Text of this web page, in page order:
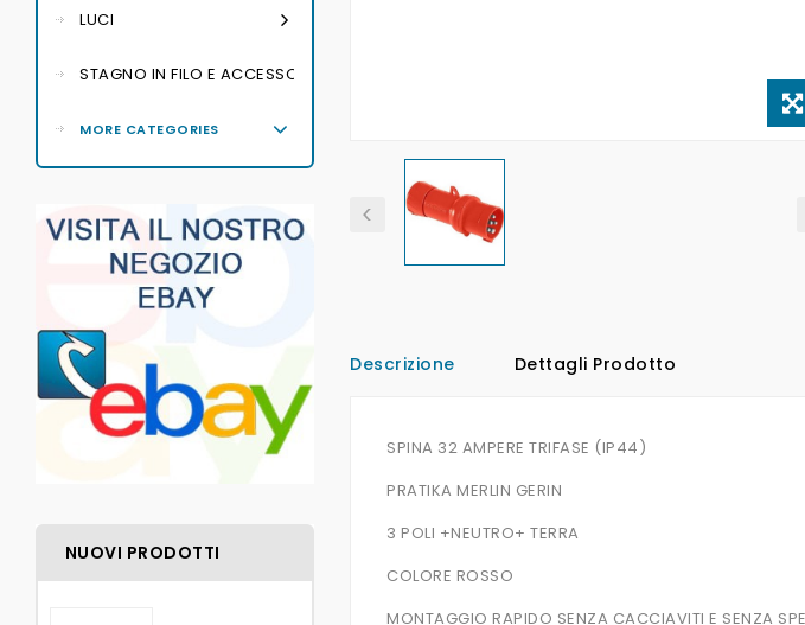
LUCI
STAGNO IN FILO E ACCESSORI PER SALDATURA
MORE CATEGORIES
NUOVI PRODOTTI
Descrizione Dettagli Prodotto
SPINA 32 AMPERE TRIFASE (IP44)
PRATIKA MERLIN GERIN
3 POLI +NEUTRO+ TERRA
COLORE ROSSO
MONTAGGIO RAPIDO SENZA CACCIAVITI E SENZA